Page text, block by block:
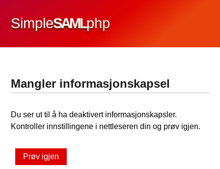
SimpleSAMLphp
Mangler informasjonskapsel
Du ser ut til å ha deaktivert informasjonskapsler.
Kontroller innstillingene i nettleseren din og prøv igjen.
Prøv igjen